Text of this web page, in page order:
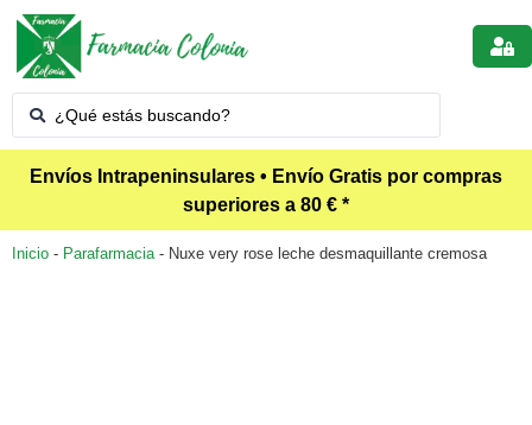
Envíos Intrapeninsulares • Envío Gratis por compras
superiores a 80 € *
Inicio - Parafarmacia- Nuxe very rose leche desmaquillante cremosa